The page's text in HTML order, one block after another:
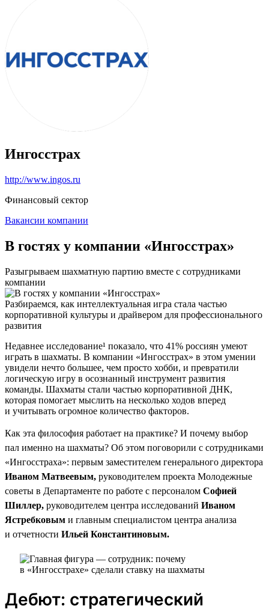
Ингосстрах
http://www.ingos.ru
Финансовый сектор
Вакансии компании
В гостях у компании «Ингосстрах»
Разыгрываем шахматную партию вместе с сотрудниками
компании
Разбираемся, как интеллектуальная игра стала частью
корпоративной культуры и драйвером для профессионального
развития
Недавнее исследование¹ показало, что 41% россиян умеют
играть в шахматы. В компании «Ингосстрах» в этом умении
увидели нечто большее, чем просто хобби, и превратили
логическую игру в осознанный инструмент развития
команды. Шахматы стали частью корпоративной ДНК,
которая помогает мыслить на несколько ходов вперед
и учитывать огромное количество факторов.
Как эта философия работает на практике? И почему выбор
пал именно на шахматы? Об этом поговорили с сотрудниками
«Ингосстраха»: первым заместителем генерального директора
Иваном Матвеевым, руководителем проекта Молодежные
советы в Департаменте по работе с персоналом Софией
Шиллер, руководителем центра исследований Иваном
Ястребковым и главным специалистом центра анализа
и отчетности Ильей Константиновым.
Дебют: стратегический